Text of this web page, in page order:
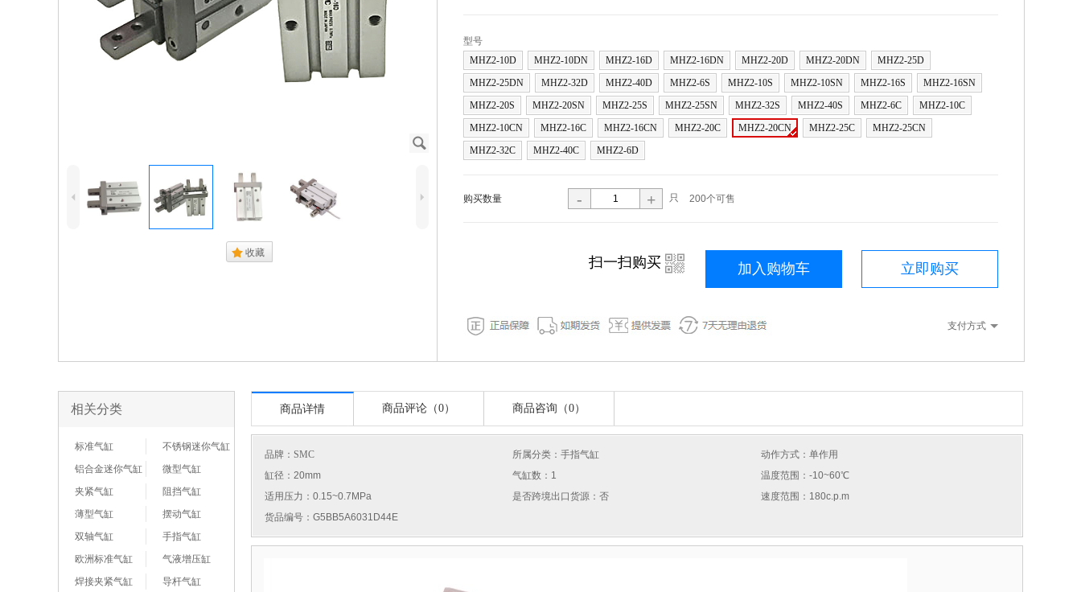
J
4 5
. 收藏
型号
MHZ2-10D
MHZ2-10DN MHZ2-16D MHZ2-16DN MHZ2-20D MHZ2-20DN
MHZ2-25D
MHZ2-25DN
MHZ2-32D MHZ2-40D MHZ2-6S MHZ2-10S MHZ2-10SN MHZ2-16S
MHZ2-16SN
MHZ2-20S
MHZ2-20SN MHZ2-25S MHZ2-25SN MHZ2-32S MHZ2-40S MHZ2-6C
MHZ2-10C
MHZ2-10CN
MHZ2-16C MHZ2-16CN MHZ2-20C MHZ2-20CN MHZ2-25C
MHZ2-25CN
MHZ2-32C
MHZ2-40C MHZ2-6D
购买数量 - + 只 200个可售
立即购买
加入购物车
扫一扫购买 i
支付方式
相关分类
标准气缸
不锈钢迷你气缸
铝合金迷你气缸
微型气缸
夹紧气缸
阻挡气缸
薄型气缸
摆动气缸
双轴气缸
手指气缸
欧洲标准气缸
气液增压缸
焊接夹紧气缸
导杆气缸
商品详情 商品评论（0） 商品咨询（0）
品牌： SMC 所属分类：手指气缸
动作方式：单作用
缸径：20mm
气缸数：1
温度范围：-10~60℃
适用压力：0.15~0.7MPa
是否跨境出口货源：否
速度范围：180c.p.m
货品编号：G5BB5A6031D44E